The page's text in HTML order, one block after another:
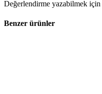
Değerlendirme yazabilmek için
Benzer ürünler